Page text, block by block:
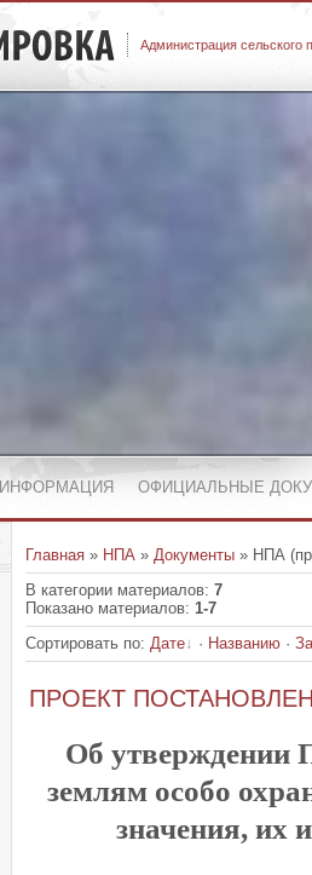
Администрация сельского
ИНФОРМАЦИЯ ОФИЦИАЛЬНЫЕ
Главная » НПА » Документы » НПА
В категории материалов: 7
Показано материалов: 1-7
Сортировать по: Дате · Названию ·
ПРОЕКТ
Об утверждении
землям особо
значения, их